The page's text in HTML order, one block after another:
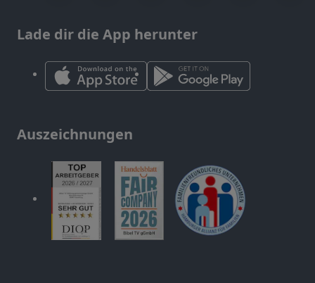
Lade dir die App herunter
Auszeichnungen